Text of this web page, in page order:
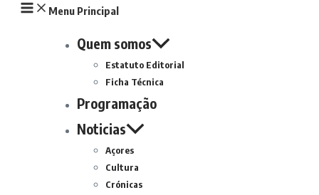
Menu Principal
Quem somos
Estatuto Editorial
Ficha Técnica
Programação
Noticias
Açores
Cultura
Crónicas